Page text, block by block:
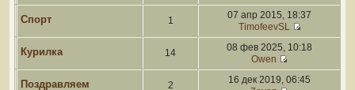
Спорт 1
07 апр 2015, 18:37
TimofeevSL
Курилка 14
08 фев 2025, 10:18
Owen
Поздравляем 2
16 дек 2019, 06:45